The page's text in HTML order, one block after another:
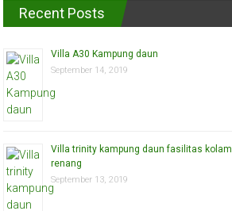
Recent Posts
Villa A30 Kampung daun
September 14, 2019
Villa trinity kampung daun fasilitas kolam
renang
September 13, 2019